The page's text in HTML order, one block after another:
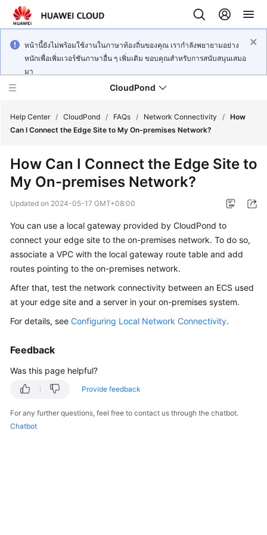
หน้านี้ยังไม่พร้อมใช้งานในภาษาท้องถิ่นของคุณ เรากำลังพยายามอย่าง
หนักเพื่อเพิ่มเวอร์ชันภาษาอื่น ๆ เพิ่มเติม ขอบคุณสำหรับการสนับสนุนเสมอ
มา
CloudPond
Overview
Started
Guide
Reference
FAQs
Best
Practices
General
Reference
Help Center / CloudPond / FAQs / Network Connectivity / How
Can I Connect the Edge Site to My On-premises Network?
How Can I Connect the Edge Site to
My On-premises Network?
Updated on 2024-05-17 GMT+08:00
You can use a local gateway provided by CloudPond to
connect your edge site to the on-premises network. To do so,
associate a VPC with the local gateway route table and add
routes pointing to the on-premises network.
After that, test the network connectivity between an ECS used
at your edge site and a server in your on-premises system.
For details, see Configuring Local Network Connectivity.
Feedback
Was this page helpful?
Provide feedback
For any further questions, feel free to contact us through the chatbot.
Chatbot